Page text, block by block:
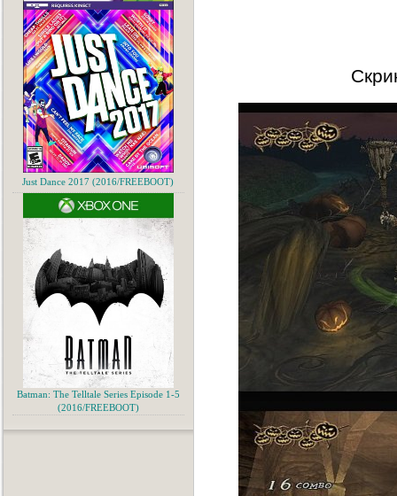
Just Dance 2017 (2016/FREEBOOT)
Batman: The Telltale Series Episode 1-5
(2016/FREEBOOT)